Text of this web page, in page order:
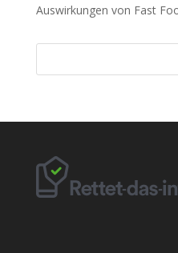
Auswirkungen von Fast